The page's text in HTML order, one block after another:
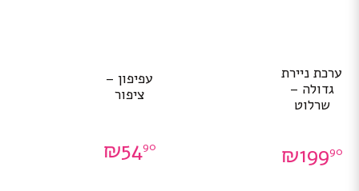
ערכת ניירת
גדולה –
שרלוט
₪19990
עפיפון –
ציפור
₪5490